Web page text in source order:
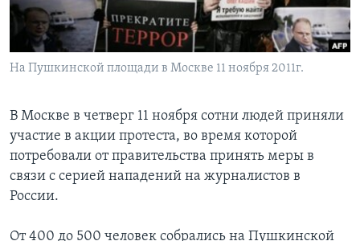
Learning English
СОЦИАЛЬНЫЕ СЕТИ
Языки
На Пушкинской площади в Москве 11 ноября 2011г.
В Москве в четверг 11 ноября сотни людей приняли
участие в акции протеста, во время которой
потребовали от правительства принять меры в
связи с серией нападений на журналистов в
России.
От 400 до 500 человек собрались на Пушкинской